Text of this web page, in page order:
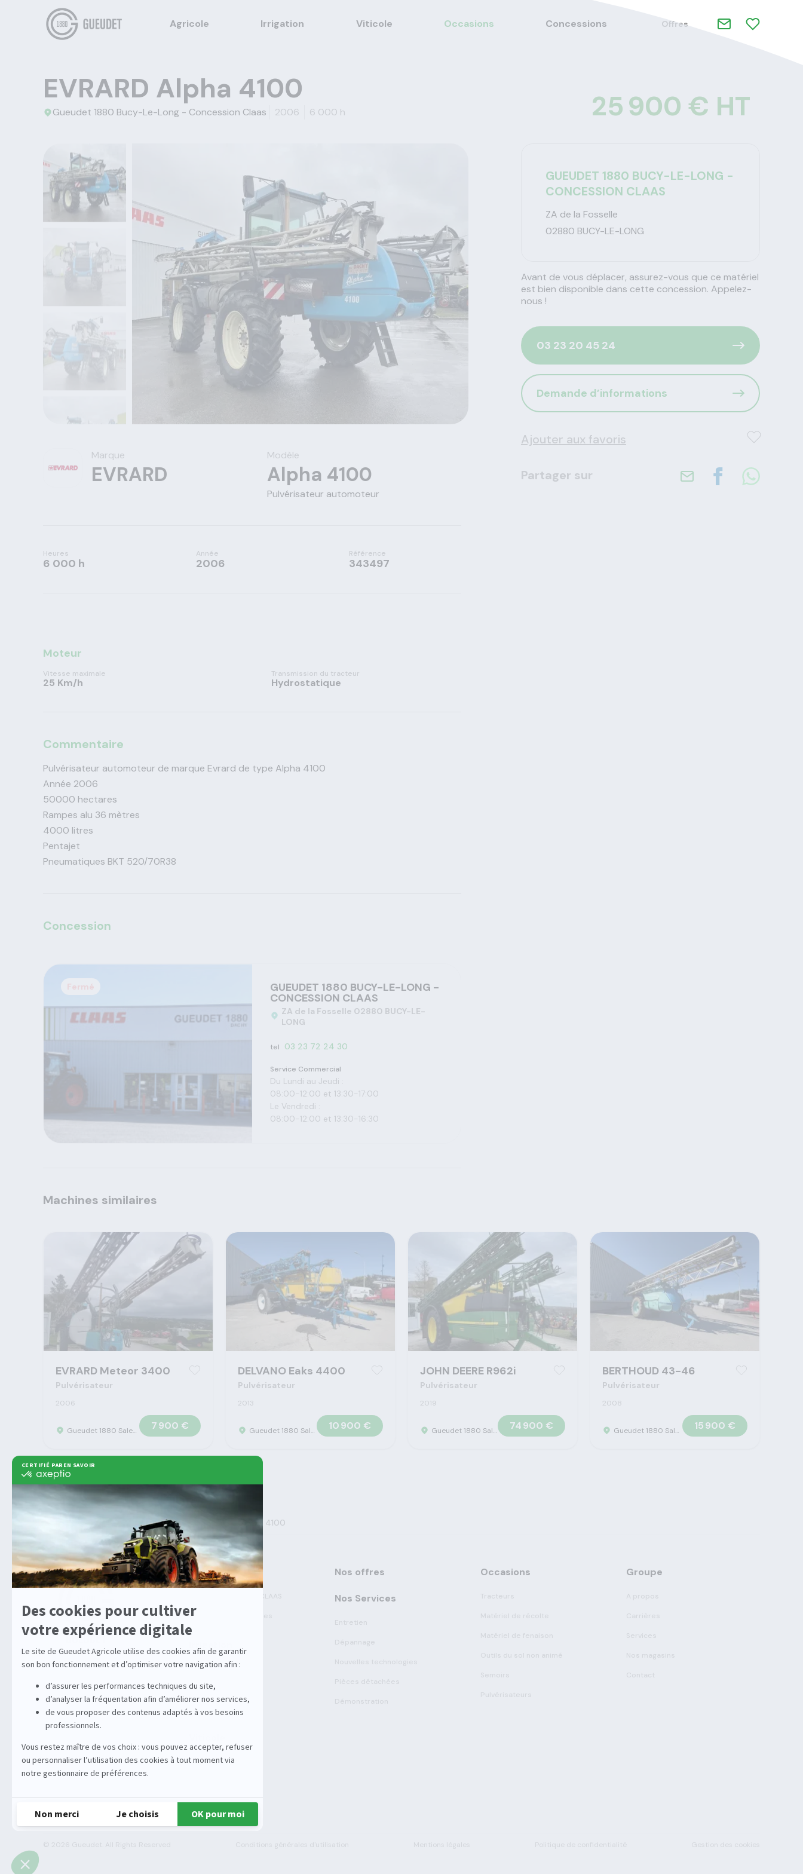
Agricole Irrigation Viticole Occasions Concessions Offres
EVRARD Alpha 4100
Gueudet 1880 Bucy-Le-Long - Concession Claas 2006 6 000 h 25 900 € HT
Marque
EVRARD
Modèle
Alpha 4100
Pulvérisateur automoteur
Heures
6 000 h
Année
2006
Référence
343497
Moteur
Vitesse maximale
25 Km/h
Transmission du tracteur
Hydrostatique
Commentaire
Pulvérisateur automoteur de marque Evrard de type Alpha 4100
Année 2006
50000 hectares
Rampes alu 36 mètres
4000 litres
Pentajet
Pneumatiques BKT 520/70R38
Concession
GUEUDET 1880 BUCY-LE-LONG -
CONCESSION CLAAS
ZA de la Fosselle 02880 BUCY-LE-
LONG
tel 03 23 72 24 30
Service Commercial
Du Lundi au Jeudi :
08:00-12:00 et 13:30-17:00
Le Vendredi :
08:00-12:00 et 13:30-16:30
GUEUDET 1880 BUCY-LE-LONG -
CONCESSION CLAAS
ZA de la Fosselle
02880 BUCY-LE-LONG
Avant de vous déplacer, assurez-vous que ce matériel
est bien disponible dans cette concession. Appelez-
nous !
03 23 20 45 24
Demande d’informations
Ajouter aux favoris
Partager sur
Machines similaires
EVRARD Meteor 3400
Pulvérisateur
2006
Gueudet 1880 Saleux - Concession Claas 7 900 €
DELVANO Eaks 4400
Pulvérisateur
2013
Gueudet 1880 Saleux - Concession Claas 10 900 €
JOHN DEERE R962i
Pulvérisateur
2019
Gueudet 1880 Saleux - Concession Claas 74 900 €
BERTHOUD 43-46
Pulvérisateur
2008
Gueudet 1880 Saleux - Concession Claas 15 900 €
Gueudet 1880 Machine agricole > > Alpha 4100
Agricole
Solutions multimarques
Enrouleurs
Stations
Équipements
Entretien de la vigne
Nos offres
Nos Services
Occasions Groupe